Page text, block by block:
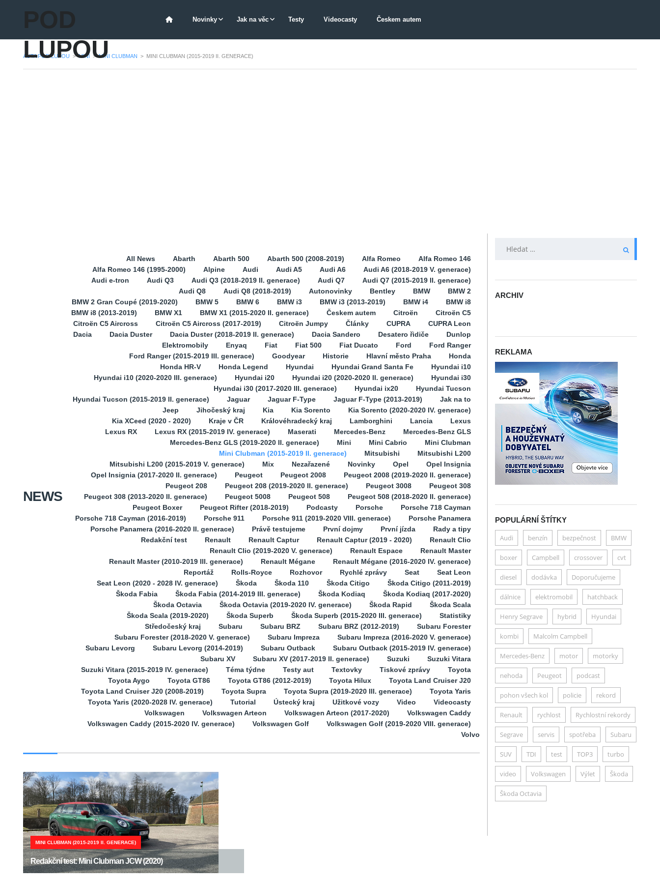
POD
LUPOU
Novinky Jak na věc Testy Videocasty Českem autem
AUTA POD LUPOU > MINI > MINI CLUBMAN > MINI CLUBMAN (2015-2019 II. GENERACE)
NEWS
All News Abarth Abarth 500 Abarth 500 (2008-2019) Alfa Romeo
Alfa Romeo 146
Alfa Romeo 146 (1995-2000)
Alpine Audi Audi A5 Audi A6
Audi A6 (2018-2019 V. generace)
Audi e-tron
Audi Q3 Audi Q3 (2018-2019 II. generace) Audi Q7
Audi Q7 (2015-2019 II. generace)
Audi Q8
Audi Q8 (2018-2019) Autonovinky Bentley BMW
BMW 2
BMW 2 Gran Coupé (2019-2020)
BMW 5 BMW 6 BMW i3 BMW i3 (2013-2019) BMW i4
BMW i8
BMW i8 (2013-2019)
BMW X1 BMW X1 (2015-2020 II. generace) Českem autem Citroën
Citroën C5
Citroën C5 Aircross
Citroën C5 Aircross (2017-2019) Citroën Jumpy Články CUPRA
CUPRA Leon
Dacia
Dacia Duster Dacia Duster (2018-2019 II. generace) Dacia Sandero Desatero řidiče
Dunlop
Elektromobily
Enyaq Fiat Fiat 500 Fiat Ducato Ford
Ford Ranger
Ford Ranger (2015-2019 III. generace)
Goodyear Historie Hlavní město Praha
Honda
Honda HR-V
Honda Legend Hyundai Hyundai Grand Santa Fe
Hyundai i10
Hyundai i10 (2020-2020 III. generace)
Hyundai i20 Hyundai i20 (2020-2020 II. generace)
Hyundai i30
Hyundai i30 (2017-2020 III. generace)
Hyundai ix20
Hyundai Tucson
Hyundai Tucson (2015-2019 II. generace)
Jaguar Jaguar F-Type Jaguar F-Type (2013-2019)
Jak na to
Jeep
Jihočeský kraj Kia Kia Sorento
Kia Sorento (2020-2020 IV. generace)
Kia XCeed (2020 - 2020)
Kraje v ČR Královéhradecký kraj Lamborghini Lancia
Lexus
Lexus RX
Lexus RX (2015-2019 IV. generace) Maserati Mercedes-Benz
Mercedes-Benz GLS
Mercedes-Benz GLS (2019-2020 II. generace)
Mini Mini Cabrio
Mini Clubman
Mini Clubman (2015-2019 II. generace)
Mitsubishi
Mitsubishi L200
Mitsubishi L200 (2015-2019 V. generace)
Mix Nezařazené Novinky Opel
Opel Insignia
Opel Insignia (2017-2020 II. generace)
Peugeot Peugeot 2008
Peugeot 2008 (2019-2020 II. generace)
Peugeot 208
Peugeot 208 (2019-2020 II. generace) Peugeot 3008
Peugeot 308
Peugeot 308 (2013-2020 II. generace)
Peugeot 5008 Peugeot 508
Peugeot 508 (2018-2020 II. generace)
Peugeot Boxer
Peugeot Rifter (2018-2019) Podcasty Porsche
Porsche 718 Cayman
Porsche 718 Cayman (2016-2019)
Porsche 911 Porsche 911 (2019-2020 VIII. generace)
Porsche Panamera
Porsche Panamera (2016-2020 II. generace)
Právě testujeme První dojmy První jízda
Rady a tipy
Redakční test
Renault Renault Captur Renault Captur (2019 - 2020)
Renault Clio
Renault Clio (2019-2020 V. generace)
Renault Espace
Renault Master
Renault Master (2010-2019 III. generace)
Renault Mégane
Renault Mégane (2016-2020 IV. generace)
Reportáž
Rolls-Royce Rozhovor Rychlé zprávy Seat
Seat Leon
Seat Leon (2020 - 2028 IV. generace)
Škoda Škoda 110 Škoda Citigo
Škoda Citigo (2011-2019)
Škoda Fabia
Škoda Fabia (2014-2019 III. generace) Škoda Kodiaq
Škoda Kodiaq (2017-2020)
Škoda Octavia
Škoda Octavia (2019-2020 IV. generace) Škoda Rapid
Škoda Scala
Škoda Scala (2019-2020)
Škoda Superb Škoda Superb (2015-2020 III. generace)
Statistiky
Středočeský kraj
Subaru Subaru BRZ Subaru BRZ (2012-2019)
Subaru Forester
Subaru Forester (2018-2020 V. generace)
Subaru Impreza
Subaru Impreza (2016-2020 V. generace)
Subaru Levorg
Subaru Levorg (2014-2019) Subaru Outback
Subaru Outback (2015-2019 IV. generace)
Subaru XV
Subaru XV (2017-2019 II. generace) Suzuki
Suzuki Vitara
Suzuki Vitara (2015-2019 IV. generace)
Téma týdne Testy aut Textovky Tiskové zprávy
Toyota
Toyota Aygo
Toyota GT86 Toyota GT86 (2012-2019) Toyota Hilux
Toyota Land Cruiser J20
Toyota Land Cruiser J20 (2008-2019)
Toyota Supra Toyota Supra (2019-2020 III. generace)
Toyota Yaris
Toyota Yaris (2020-2028 IV. generace)
Tutorial Ústecký kraj Užitkové vozy Video
Videocasty
Volkswagen
Volkswagen Arteon Volkswagen Arteon (2017-2020)
Volkswagen Caddy
Volkswagen Caddy (2015-2020 IV. generace)
Volkswagen Golf
Volkswagen Golf (2019-2020 VIII. generace)
Volvo
MINI CLUBMAN (2015-2019 II. GENERACE)
Redakční test: Mini Clubman JCW (2020)
VYHLEDÁVÁNÍ
ARCHIV
REKLAMA
POPULÁRNÍ ŠTÍTKY
Audi benzín bezpečnost BMW
boxer Campbell crossover cvt
diesel dodávka Doporučujeme
dálnice elektromobil hatchback
Henry Segrave hybrid Hyundai
kombi Malcolm Campbell
Mercedes-Benz motor motorky
nehoda Peugeot podcast
pohon všech kol policie rekord
Renault rychlost Rychlostní rekordy
Segrave servis spotřeba Subaru
SUV TDI test TOP3 turbo
video Volkswagen Výlet Škoda
Škoda Octavia